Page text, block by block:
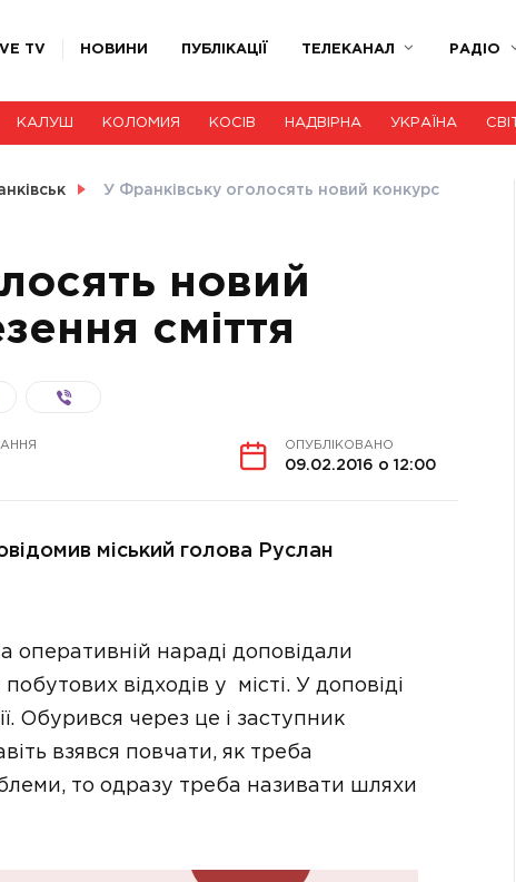
TV НОВИНИ ПУБЛІКАЦІЇ ТЕЛЕКАНАЛ РАДІО
КАЛУШ КОЛОМИЯ КОСІВ НАДВІРНА УКРАЇНА СВІТ
У Франківську оголосять новий конкурс
новий
сміття
ОПУБЛІКОВАНО
09.02.2016 о 12:00
міський голова Руслан
оперативній нараді доповідали
відходів у місті. У доповіді
Обурився через це і заступник
взявся повчати, як треба
то одразу треба називати шляхи